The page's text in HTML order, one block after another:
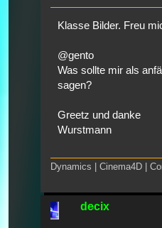
Klasse Bilder. Freu
@gento
Was sollte mir als
sagen?
Greetz und danke
Wurstmann
Dynamics | Cinema4D |
decix